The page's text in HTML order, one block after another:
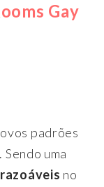
Gay
padrões
uma
no